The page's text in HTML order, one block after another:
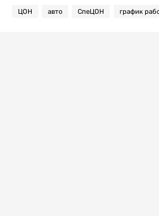
ЦОН авто СпеЦОН график